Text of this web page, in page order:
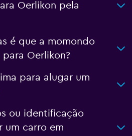
Oerlikon pela
é que a momondo
Oerlikon?
para alugar um
ou identificação
um carro em